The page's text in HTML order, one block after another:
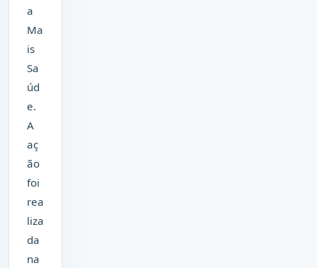
a
Ma
is
Sa
úd
e.
A
aç
ão
foi
rea
liza
da
na